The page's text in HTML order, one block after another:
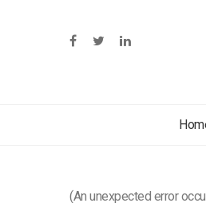
(An unexpected error